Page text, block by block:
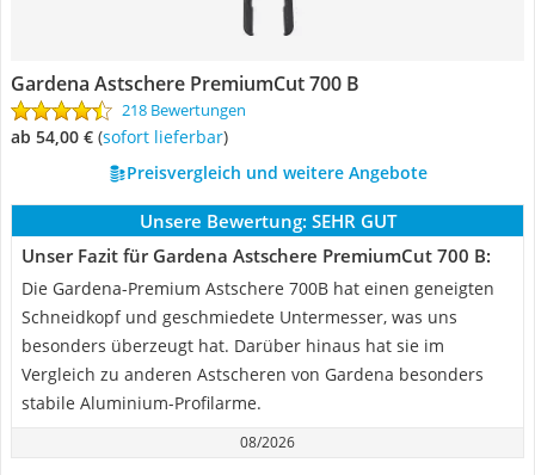
Gardena Astschere PremiumCut 700 B
218 Bewertungen
ab 54,00 € ( Sofort lieferbar)
Preisvergleich und weitere Angebote
Unsere Bewertung: SEHR GUT
Unser Fazit für Gardena Astschere PremiumCut 700 B:
Die Gardena-Premium Astschere 700B hat einen geneigten
Schneidkopf und geschmiedete Untermesser, was uns
besonders überzeugt hat. Darüber hinaus hat sie im
Vergleich zu anderen Astscheren von Gardena besonders
stabile Aluminium-Profilarme.
08/2026